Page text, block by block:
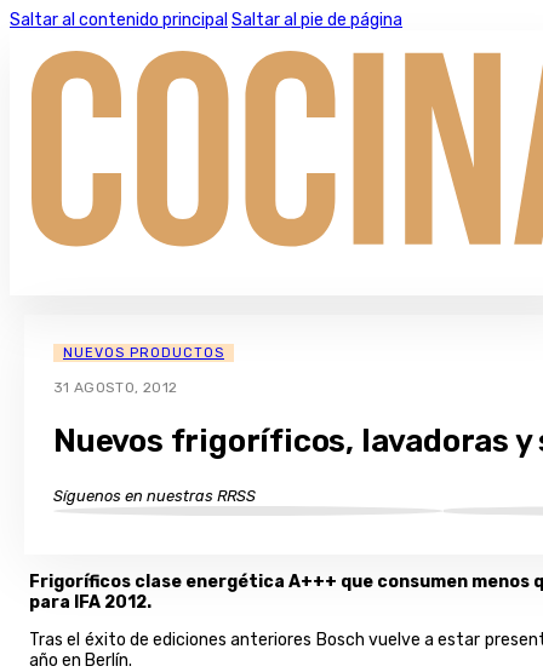
Saltar al contenido principal Saltar al pie de página
NUEVOS PRODUCTOS
31 AGOSTO, 2012
Nuevos frigoríficos, lavadoras y
Síguenos en nuestras RRSS
Frigoríficos clase energética A+++ que consumen menos
para IFA 2012.
Tras el éxito de ediciones anteriores Bosch vuelve a estar
año en Berlín.